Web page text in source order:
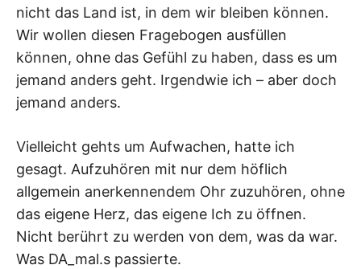
nicht das Land ist, in dem wir bleiben können.
Wir wollen diesen Fragebogen ausfüllen
können, ohne das Gefühl zu haben, dass es um
jemand anders geht. Irgendwie ich – aber doch
jemand anders.
Vielleicht gehts um Aufwachen, hatte ich
gesagt. Aufzuhören mit nur dem höflich
allgemein anerkennendem Ohr zuzuhören, ohne
das eigene Herz, das eigene Ich zu öffnen.
Nicht berührt zu werden von dem, was da war.
Was DA_mal.s passierte.